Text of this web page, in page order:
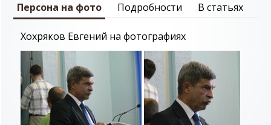
Персона на фото Подробности В статьях
Хохряков Евгений на фотографиях